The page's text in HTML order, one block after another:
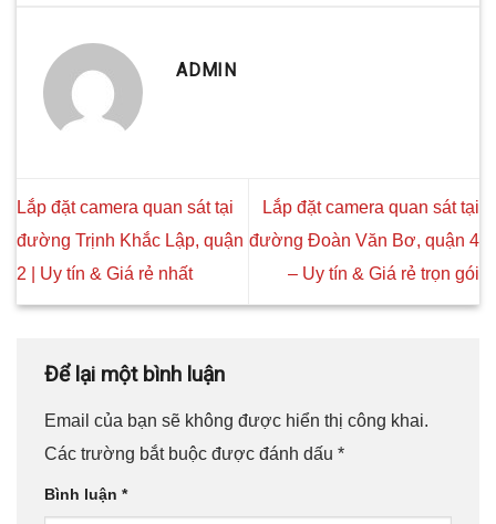
ADMIN
Lắp đặt camera quan sát tại
đường Trịnh Khắc Lập, quận
2 | Uy tín & Giá rẻ nhất
Lắp đặt camera quan sát tại
đường Đoàn Văn Bơ, quận 4
– Uy tín & Giá rẻ trọn gói
Để lại một bình luận
Email của bạn sẽ không được hiển thị công khai.
Các trường bắt buộc được đánh dấu *
Bình luận *